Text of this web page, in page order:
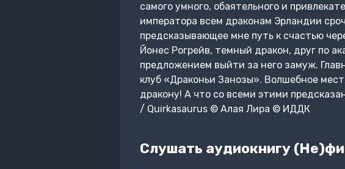
самого умного, обаятельного и
императора всем драконам Эрландии
предсказывающее мне путь к счастью
Йонес Рогрейв, темный дракон, друг по
предложением выйти за него замуж.
клуб «Драконьи Занозы». Волшебное
дракону! А что со всеми этими
/ Quirkasaurus © Алая Лира © ИДДК
Слушать аудиокнигу